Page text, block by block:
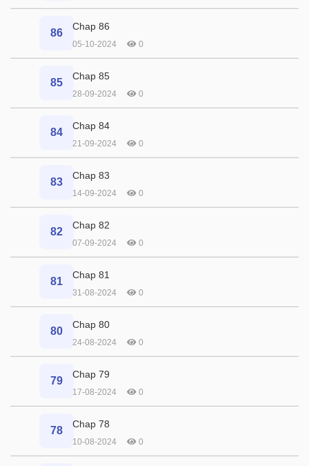
86
Chap 86
05-10-2024 0
85
Chap 85
28-09-2024 0
84
Chap 84
21-09-2024 0
83
Chap 83
14-09-2024 0
82
Chap 82
07-09-2024 0
81
Chap 81
31-08-2024 0
80
Chap 80
24-08-2024 0
79
Chap 79
17-08-2024 0
78
Chap 78
10-08-2024 0